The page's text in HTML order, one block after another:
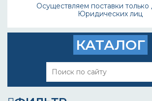
Осуществляем поставки
Юридических лиц
КАТАЛОГ